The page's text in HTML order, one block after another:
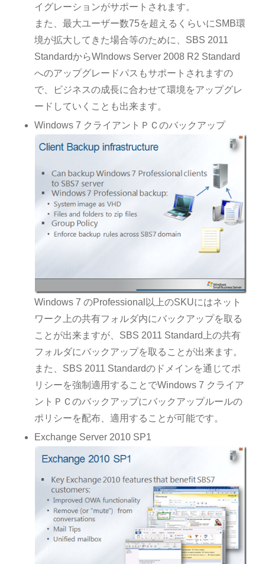
イグレーションがサポートされます。
また、最大ユーザー数75を超えるくらいにSMB環
境が拡大してきた場合等のために、SBS 2011
StandardからWIndows Server 2008 R2 Standard
へのアップグレードパスもサポートされますの
で、ビジネスの成長に合わせて環境をアップグレ
ードしていくことも出来ます。
Windows 7 クライアントＰＣのバックアップ
Windows 7 のProfessional以上のSKUにはネット
ワーク上の共有フォルダ内にバックアップを取る
ことが出来ますが、SBS 2011 Standard上の共有
フォルダにバックアップを取ることが出来ます。
また、SBS 2011 Standardのドメインを通じてポ
リシーを強制適用することでWindows 7 クライア
ントＰＣのバックアップにバックアップルールの
ポリシーを配布、適用することが可能です。
Exchange Server 2010 SP1